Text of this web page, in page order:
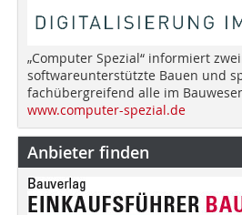
„Computer Spezial“ informiert
softwareunterstützte Bauen und
fachübergreifend alle im
www.computer-spezial.de
Anbieter finden